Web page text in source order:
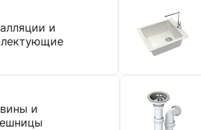
и
и